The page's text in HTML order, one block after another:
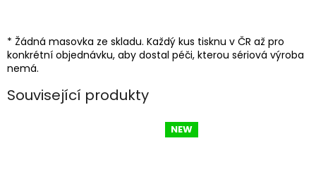
* Žádná masovka ze skladu. Každý kus tisknu v ČR až pro
konkrétní objednávku, aby dostal péči, kterou sériová výroba
nemá.
Související produkty
NEW